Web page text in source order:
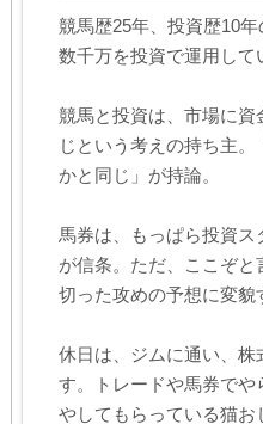
競馬歴25年、投資歴10年
数千万を投資で運用して
競馬と投資は、市場に
じという考えの持ち主
かと同じ」が持論。
馬券は、もっぱら投資
が信条。ただ、ここぞ
切った攻めの予想に変貌
休日は、ジムに通い、
す。トレードや馬券でや
やしてもらっている猫お